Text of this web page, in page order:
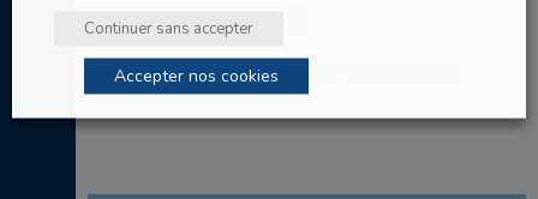
Ses nominations
Mis à disposition du diocèse de Tunis (Tunisie)
Continuer sans accepter
Accepter nos cookies